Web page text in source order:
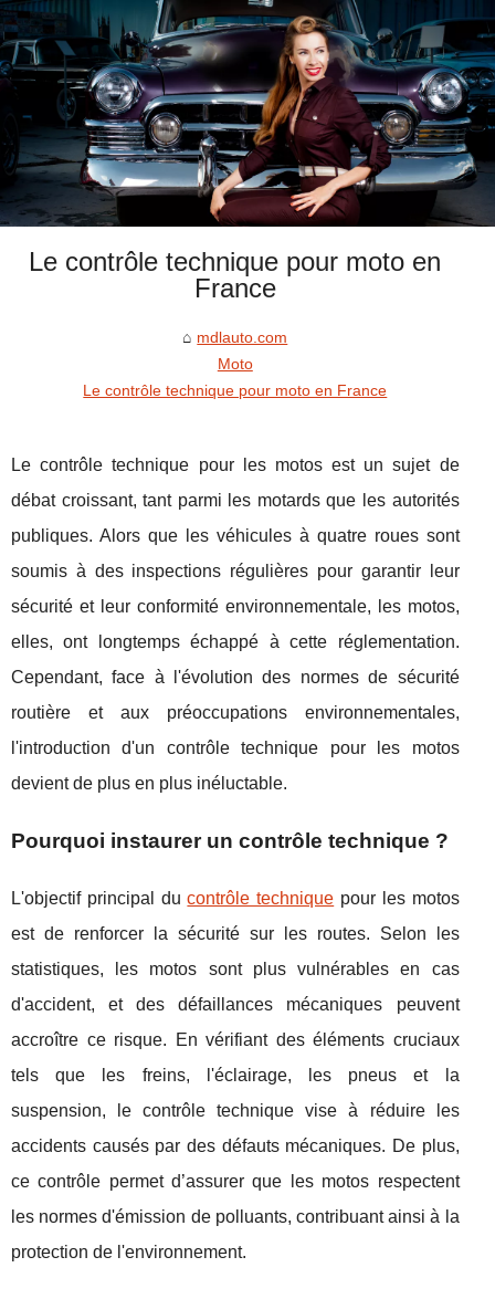
Le contrôle technique pour moto en
France
mdlauto.com
Moto
Le contrôle technique pour moto en France
Le contrôle technique pour les motos est un sujet de
débat croissant, tant parmi les motards que les autorités
publiques. Alors que les véhicules à quatre roues sont
soumis à des inspections régulières pour garantir leur
sécurité et leur conformité environnementale, les motos,
elles, ont longtemps échappé à cette réglementation.
Cependant, face à l'évolution des normes de sécurité
routière et aux préoccupations environnementales,
l'introduction d'un contrôle technique pour les motos
devient de plus en plus inéluctable.
Pourquoi instaurer un contrôle technique ?
L'objectif principal ducontrôle technique pour les motos
est de renforcer la sécurité sur les routes. Selon les
statistiques, les motos sont plus vulnérables en cas
d'accident, et des défaillances mécaniques peuvent
accroître ce risque. En vérifiant des éléments cruciaux
tels que les freins, l'éclairage, les pneus et la
suspension, le contrôle technique vise à réduire les
accidents causés par des défauts mécaniques. De plus,
ce contrôle permet d’assurer que les motos respectent
les normes d'émission de polluants, contribuant ainsi à la
protection de l'environnement.